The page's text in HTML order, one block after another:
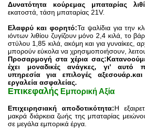
Δυνατότητα κούρεμας μπαταρίας
εκατοστά, τάση μπαταρίας 21V.
Ελαφρύ και φορητό:Τα ψαλίδια για την
ιόντων λιθίου ζυγίζουν μόνο 2,4 κιλά, το
στύλου 1,85 κιλά, ακόμη και για γυναίκες,
μπορούν εύκολα να χρησιμοποιήσουν,
Προσαρμογή στα χέρια σας:
έχει μοναδικές ανάγκες, γι' αυτό
υπηρεσία για επιλογές
εργαλεία ασφαλείας.
Επικεφαλής Εμπορική Αξία
Επιχειρησιακή αποδοτικότητα:Η
μακρά διάρκεια ζωής της μπαταρίας
σε μεγάλα εμπορικά έργα.